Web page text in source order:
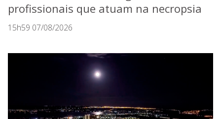
profissionais que atuam na necropsia
15h59 07/08/2026